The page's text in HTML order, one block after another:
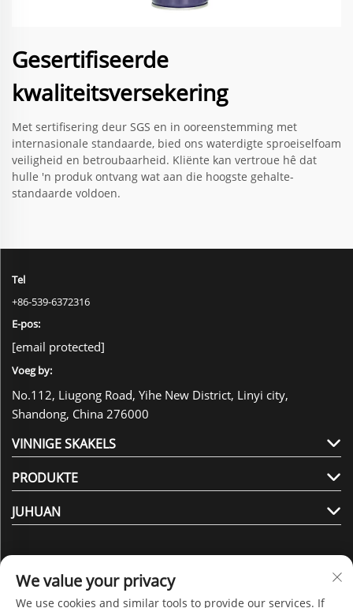
Gesertifiseerde
kwaliteitsversekering
Met sertifisering deur SGS en in ooreenstemming met
internasionale standaarde, bied ons waterdigte sproeiselfoam
veiligheid en betroubaarheid. Kliënte kan vertroue hê dat
hulle 'n produk ontvang wat aan die hoogste gehalte-
standaarde voldoen.
Tel
+86-539-6372316
E-pos:
[email protected]
Voeg by:
No.112, Liugong Road, Yihe New District, Linyi city,
Shandong, China 276000
VINNIGE SKAKELS
PRODUKTE
JUHUAN
We value your privacy
We use cookies and similar tools to provide our services. If